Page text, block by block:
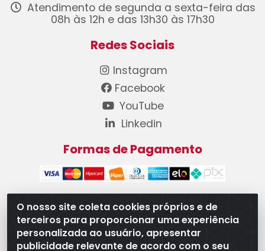
O nosso site coleta cookies próprios e de
terceiros para proporcionar uma experiência
personalizada ao usuário, apresentar
publicidade relevante de acordo com o seu
Atendimento de segunda a sexta-feira das
08h às 12h e das 13h30 às 17h30
Redes Sociais
Instagram
Facebook
YouTube
Linkedin
Formas de Pagamento
WB Componentes Automotivos LTDA - CNPJ
08.528.393/0001-12 - Rua do Níquel, 667 - Parque
Oeste Industrial, Goiânia/GO - CEP 74375-660